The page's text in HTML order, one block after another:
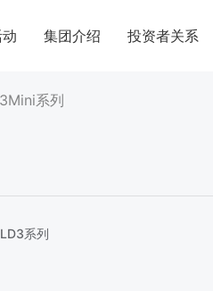
集团介绍 投资者关系
系列
系列